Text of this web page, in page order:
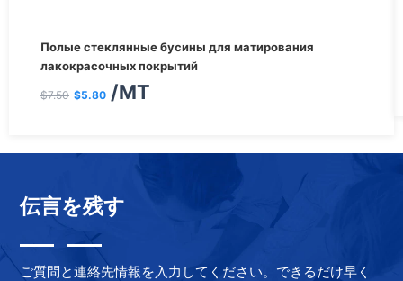
Полые стеклянные бусины для матирования
лакокрасочных покрытий
$7.50
цена
составляла
$5.80
цена:
$5.80.
/MT
伝言を残す
ご質問と連絡先情報を入力してください。できるだけ早く